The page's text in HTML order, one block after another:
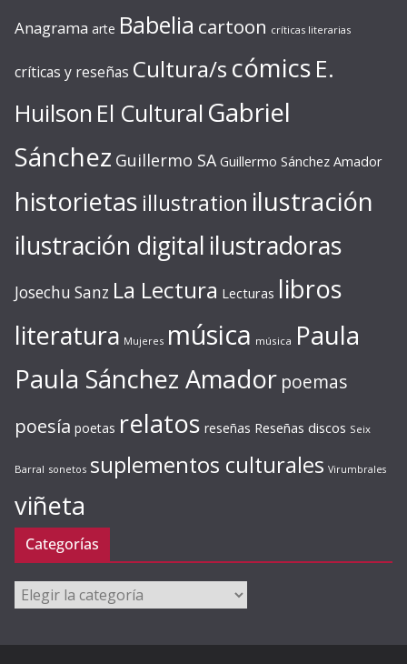
Anagrama arte Babelia cartoon críticas literarias
críticas y reseñas Cultura/s cómics E.
Huilson El Cultural Gabriel
Sánchez Guillermo SA Guillermo Sánchez Amador
historietas illustration ilustración
ilustración digital ilustradoras
Josechu Sanz La Lectura Lecturas libros
literatura Mujeres música música Paula
Paula Sánchez Amador poemas
poesía poetas relatos reseñas Reseñas discos Seix
Barral sonetos suplementos culturales Virumbrales
viñeta
Categorías
Categorías